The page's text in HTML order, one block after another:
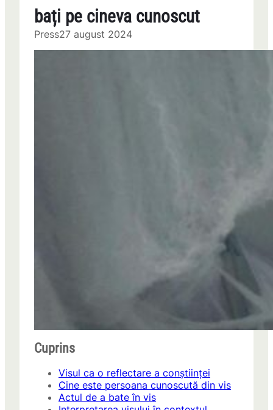
bați pe cineva cunoscut
Press27 august 2024
Cuprins
Visul ca o reflectare a conștiinței
Cine este persoana cunoscută din vis
Actul de a bate în vis